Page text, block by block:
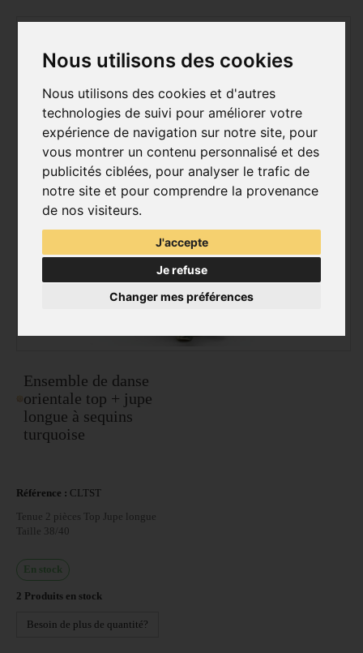
Nous utilisons des cookies
Nous utilisons des cookies et d'autres
technologies de suivi pour améliorer votre
expérience de navigation sur notre site, pour
vous montrer un contenu personnalisé et des
publicités ciblées, pour analyser le trafic de
notre site et pour comprendre la provenance
de nos visiteurs.
J'accepte
Je refuse
Changer mes préférences
Ensemble de danse
orientale top + jupe
longue à sequins
turquoise
Référence : CLTST
Tenue 2 pièces Top Jupe longue
Taille 38/40
En stock
2 Produits en stock
Besoin de plus de quantité?